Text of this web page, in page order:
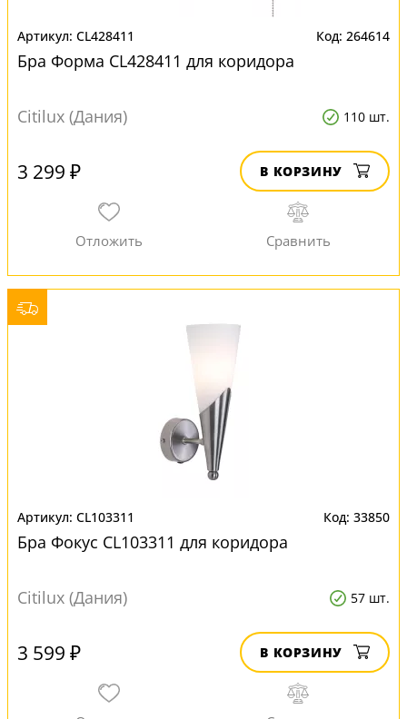
CL428411 264614
Бра Форма CL428411 для коридора
Citilux (Дания) 110 шт.
3 299 ₽ В КОРЗИНУ
CL103311 33850
Бра Фокус CL103311 для коридора
Citilux (Дания) 57 шт.
3 599 ₽ В КОРЗИНУ